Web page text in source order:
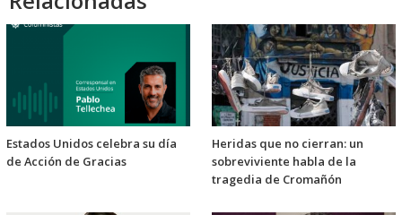
Estados Unidos celebra su día
de Acción de Gracias
Heridas que no cierran: un
sobreviviente habla de la
tragedia de Cromañón